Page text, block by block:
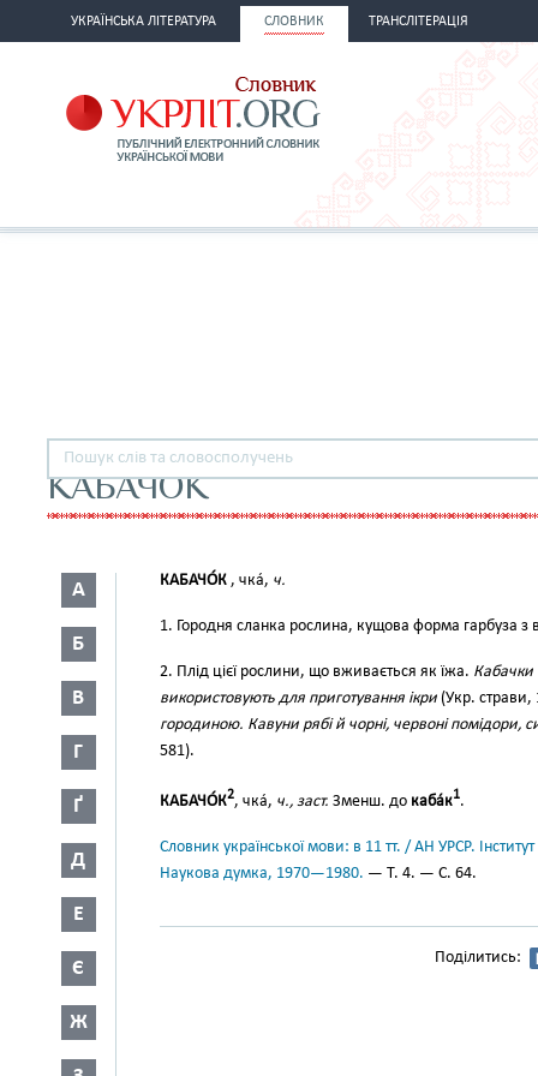
УКРАЇНСЬКА ЛІТЕРАТУРА СЛОВНИК ТРАНСЛІТЕРАЦІЯ
КАБАЧОК
А
Б
В
Г
Ґ
Д
Е
Є
Ж
КАБАЧО́К , чка́, ч.
1. Городня сланка рослина, кущова форма гарбуза
2. Плід цієї рослини, що вживається як їжа. Кабачки
використовують для приготування ікри (Укр.
городиною. Кавуни рябі й чорні, червоні помідори,
581).
КАБАЧО́К2, чка́, ч., заст. Зменш. до каба́к1.
Словник української мови: в 11 тт. / АН УРСР.
Наукова думка, 1970—1980. — Т. 4. — С. 64.
Поділитись: